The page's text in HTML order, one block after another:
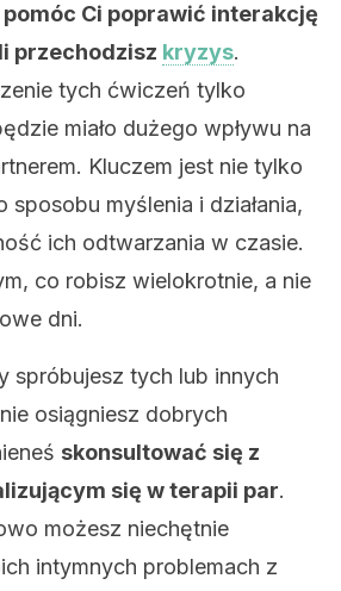
pomóc Ci poprawić interakcję
przechodzisz kryzys.
tych ćwiczeń tylko
miało dużego wpływu na
Kluczem jest nie tylko
sposobu myślenia i działania,
ich odtwarzania w czasie.
co robisz wielokrotnie, a nie
dni.
spróbujesz tych lub innych
osiągniesz dobrych
skonsultować się z
się w terapii par.
możesz niechętnie
intymnych problemach z